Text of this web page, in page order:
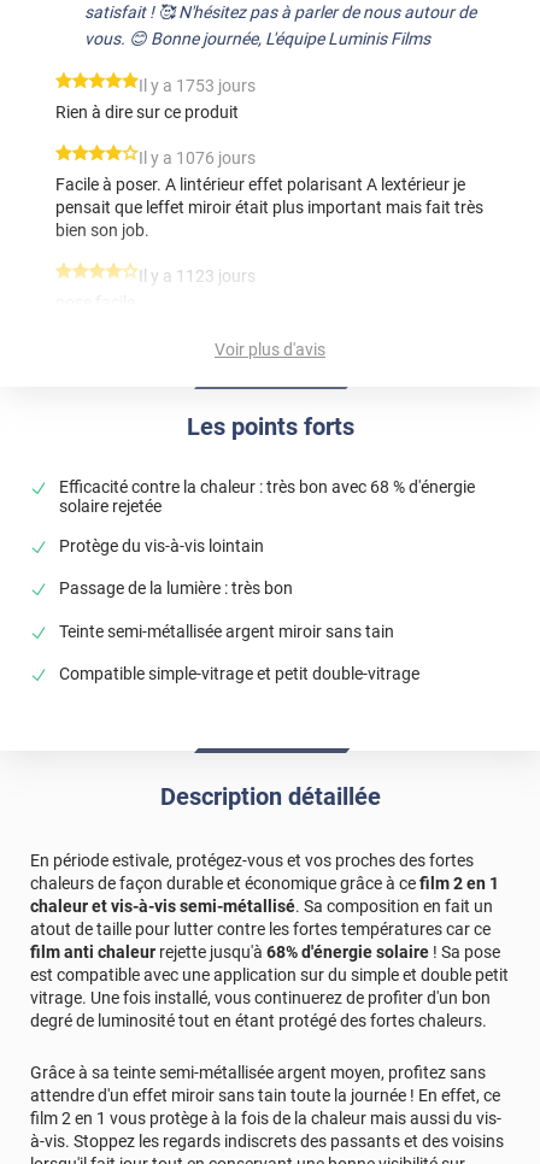
Les points forts
Efficacité contre la chaleur : très bon avec 68 % d'énergie
solaire rejetée
Protège du vis-à-vis lointain
Passage de la lumière : très bon
Teinte semi-métallisée argent miroir sans tain
Compatible simple-vitrage et petit double-vitrage
satisfait ! 🥰 N'hésitez pas à parler de nous autour de
vous. 😊 Bonne journée, L'équipe Luminis Films
*****
Il y a 1753 jours
Rien à dire sur ce produit
*****Il y a 1076 jours
Facile à poser. A lintérieur effet polarisant A lextérieur je
pensait que leffet miroir était plus important mais fait très
bien son job.
*****Il y a 1123 jours
Voir plus d'avis
Description détaillée
En période estivale, protégez-vous et vos proches des fortes
chaleurs de façon durable et économique grâce à cefilm 2 en 1
chaleur et vis-à-vis semi-métallisé. Sa composition en fait un
atout de taille pour lutter contre les fortes températures car ce
film anti chaleur rejette jusqu'à 68% d'énergie solaire ! Sa pose
est compatible avec une application sur du simple et double petit
vitrage. Une fois installé, vous continuerez de profiter d'un bon
degré de luminosité tout en étant protégé des fortes chaleurs.
Grâce à sa teinte semi-métallisée argent moyen, profitez sans
attendre d'un effet miroir sans tain toute la journée ! En effet, ce
film 2 en 1 vous protège à la fois de la chaleur mais aussi du vis-
à-vis. Stoppez les regards indiscrets des passants et des voisins